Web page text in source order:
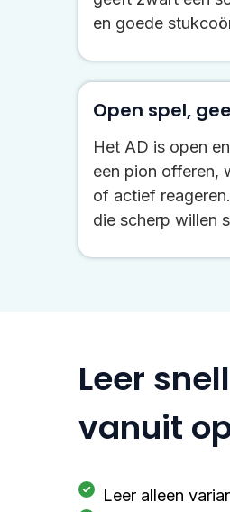
en goede
Open spel,
Het AD is open
een pion offeren,
of actief
die scherp willen
Leer
vanuit
Leer alleen